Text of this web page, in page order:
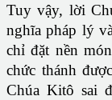
Tuy vậy, lời
nghĩa pháp lý
chỉ đặt nền
chức thánh
Chúa Kitô sai